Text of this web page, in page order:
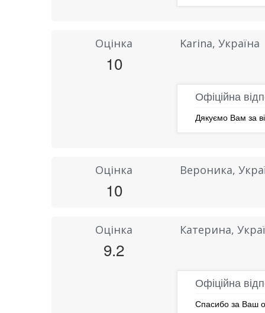
Оцінка
10
Karina, Україна
Офіційна
Дякуємо Вам за
Оцінка
10
Вероника,
Оцінка
9.2
Катерина,
Офіційна
Спасибо за Ваш